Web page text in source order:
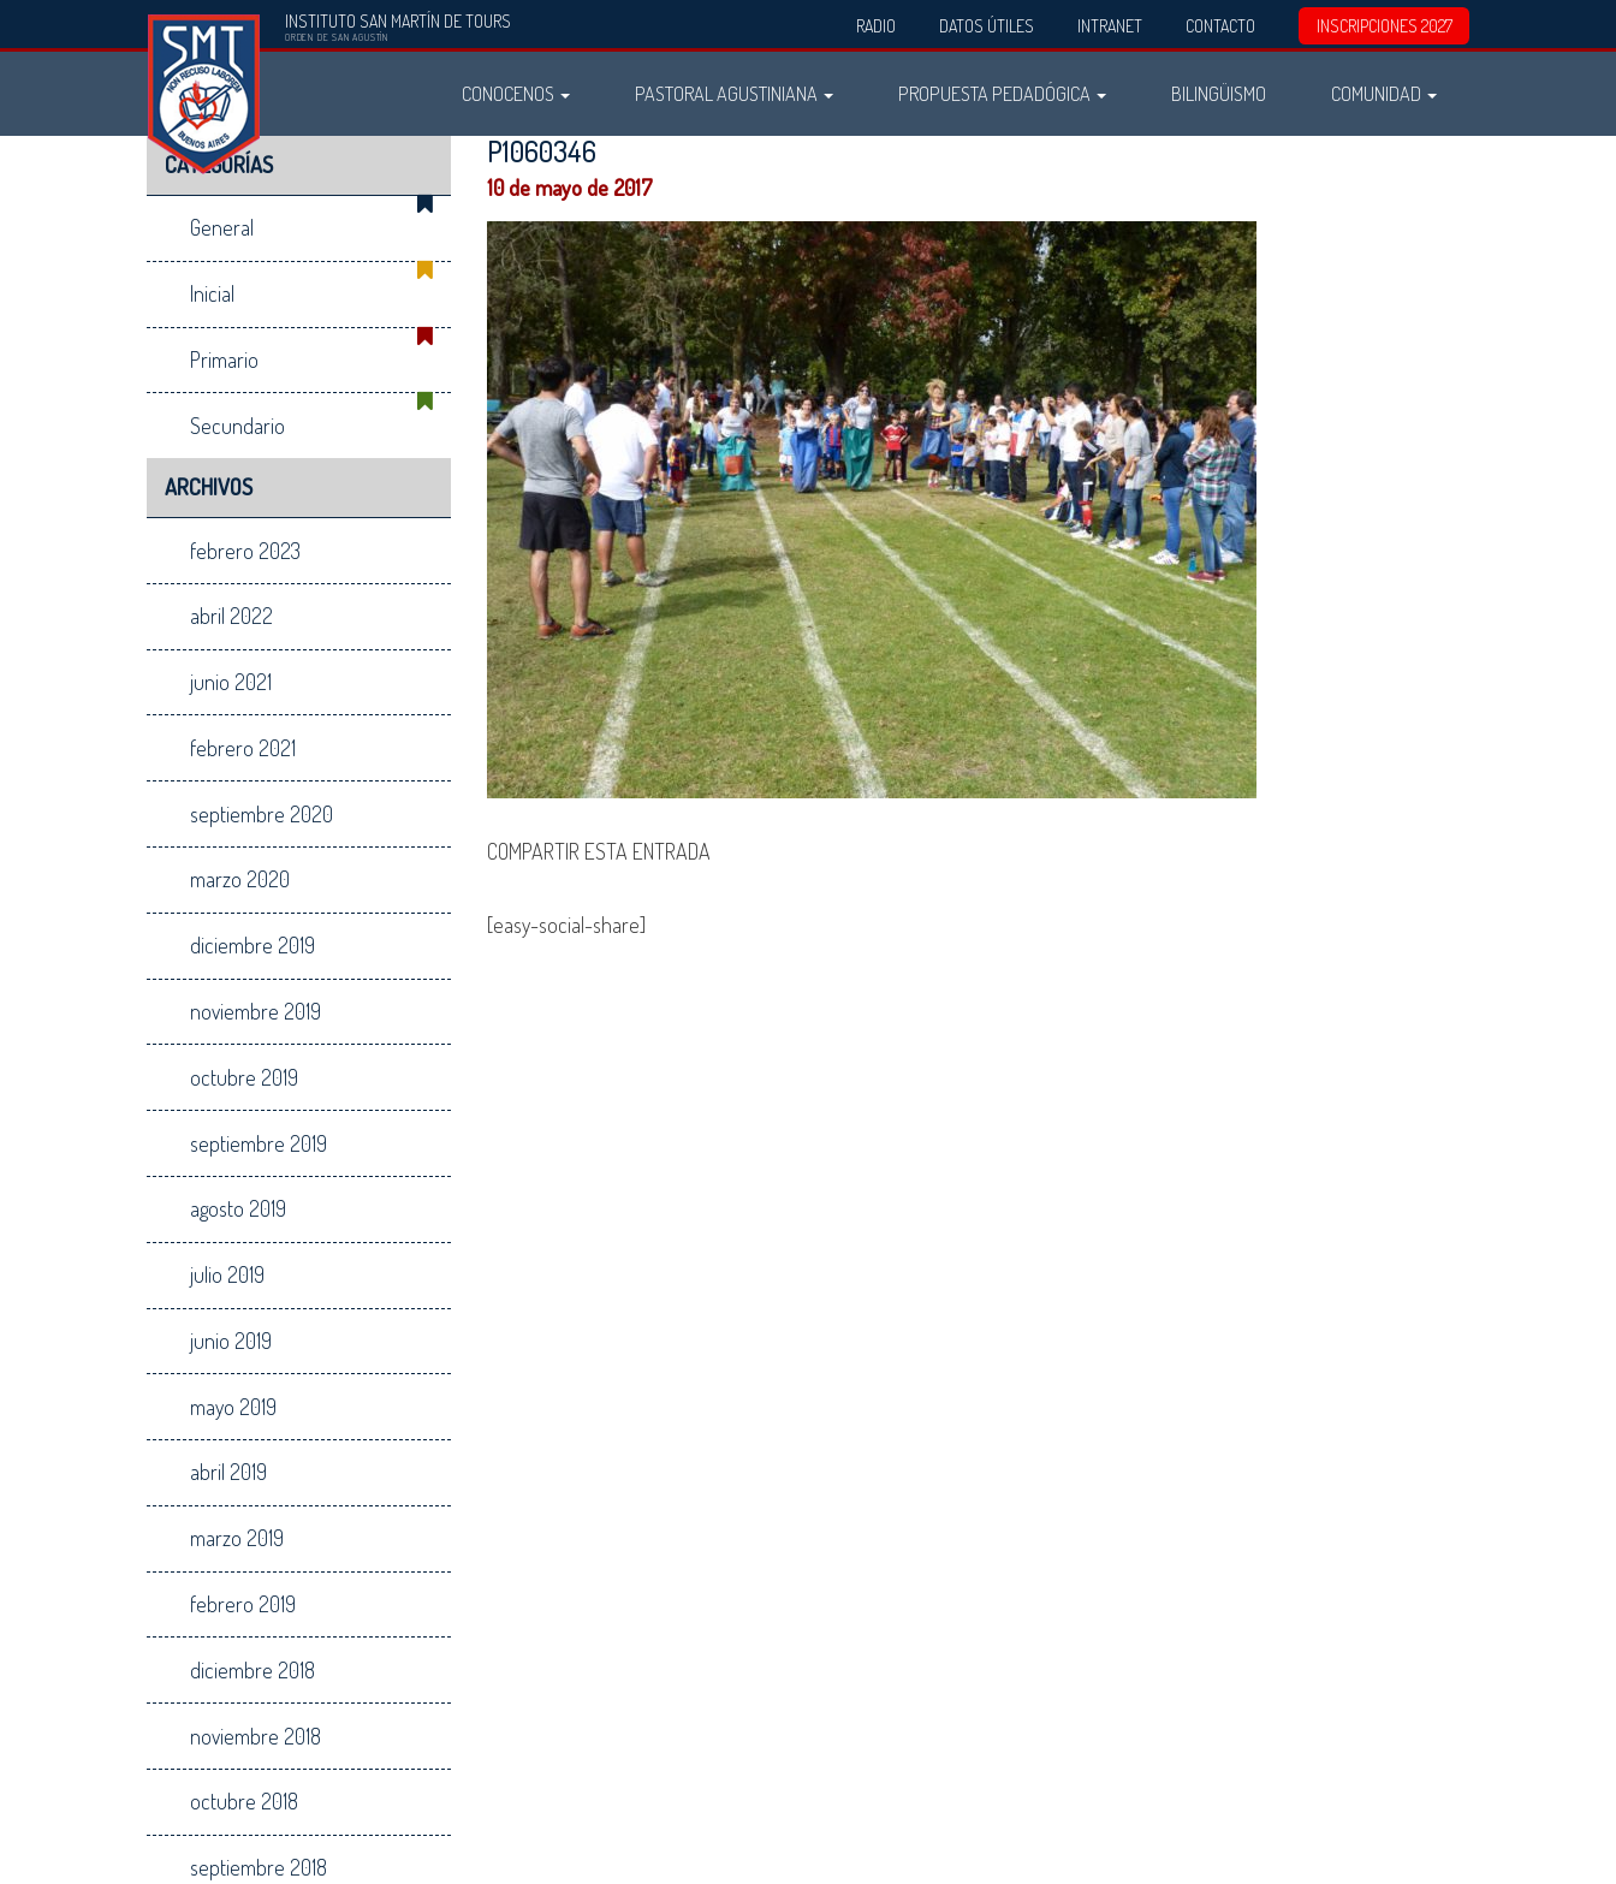
INSTITUTO SAN MARTÍN DE TOURS
ORDEN DE SAN AGUSTÍN
RADIO DATOS ÚTILES INTRANET CONTACTO INSCRIPCIONES 2027
Instituto
San
Martín
de
Tours
CONOCENOS PASTORAL AGUSTINIANA PROPUESTA PEDADÓGICA BILINGÜISMO COMUNIDAD
CATEGORÍAS
General
Inicial
Primario
Secundario
ARCHIVOS
febrero 2023
abril 2022
junio 2021
febrero 2021
septiembre 2020
marzo 2020
diciembre 2019
noviembre 2019
octubre 2019
septiembre 2019
agosto 2019
julio 2019
junio 2019
mayo 2019
abril 2019
marzo 2019
febrero 2019
diciembre 2018
noviembre 2018
octubre 2018
septiembre 2018
P1060346
10 de mayo de 2017
COMPARTIR ESTA ENTRADA
[easy-social-share]